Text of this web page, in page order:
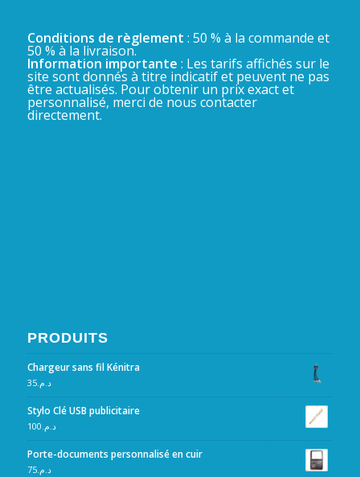
Conditions de règlement : 50 % à la commande et
50 % à la livraison.
Information importante : Les tarifs affichés sur le
site sont donnés à titre indicatif et peuvent ne pas
être actualisés. Pour obtenir un prix exact et
personnalisé, merci de nous contacter
directement.
PRODUITS
Chargeur sans fil Kénitra
د.م.35
Stylo Clé USB publicitaire
د.م.100
Porte-documents personnalisé en cuir
د.م.75